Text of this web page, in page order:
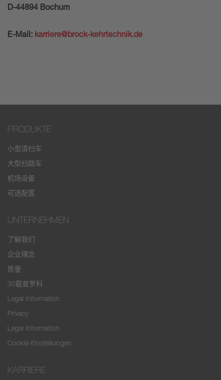
D-44894 Bochum
E-Mail: karriere@brock-kehrtechnik.de
PRODUKTE
小型清扫车
大型扫路车
机场设备
可选配置
UNTERNEHMEN
了解我们
企业理念
质量
30载普罗科
Legal information
Privacy
Legal information
Cookie-Einstellungen
KARRIERE